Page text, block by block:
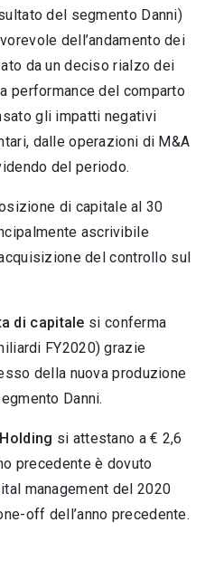
del segmento Danni)
dell’andamento dei
da un deciso rialzo dei
performance del comparto
gli impatti negativi
dalle operazioni di M&A
del periodo.
di capitale al 30
ascrivibile
del controllo sul
di capitale si conferma
FY2020) grazie
della nuova produzione
Danni.
si attestano a € 2,6
precedente è dovuto
management del 2020
off dell’anno precedente.